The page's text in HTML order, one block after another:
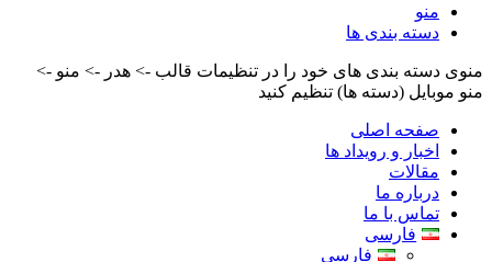
منو
دسته بندی ها
منوی دسته بندی های خود را در تنظیمات قالب -> هدر -> منو ->
منو موبایل (دسته ها) تنظیم کنید
صفحه اصلی
اخبار و رویداد ها
مقالات
درباره ما
تماس با ما
فارسی
فارسی